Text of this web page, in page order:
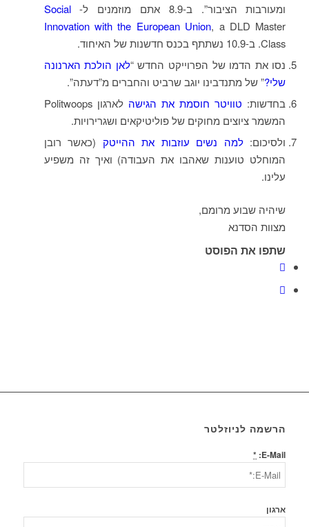
ומעורבות הציבור”. ב-8.9 אתם מוזמנים ל-
Social
Innovation with the European Union, a DLD Master
Class. ב-10.9 נשתתף בכנס חדשנות של האיחוד.
נסו את הדמו של הפרוייקט החדש “לאן הולכת הארנונה
שלי?” של מתנדבינו יוגב שרביט והחברים מ”דעתה”.
בחדשות: טוויטר חוסמת את הגישה
לארגון Politwoops
המשמר ציוצים מחוקים של פוליטיקאים ושגרירויות.
ולסיכום:למה נשים עוזבות את ההייטק (כאשר רובן
המוחלט טוענות שאהבו את העבודה) ואיך זה משפיע
עלינו.
שיהיה שבוע מרומם,
מצוות הסדנא
שתפו את הפוסט
הרשמה לניוזלטר
E-Mail:
*
ארגון